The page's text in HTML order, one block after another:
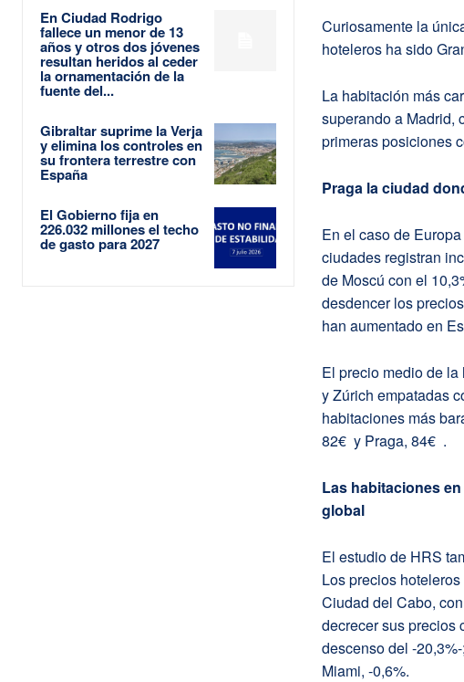
En Ciudad Rodrigo
fallece un menor de 13
años y otros dos jóvenes
resultan heridos al ceder
la ornamentación de la
fuente del...
Gibraltar suprime la Verja
y elimina los controles en
su frontera terrestre con
España
El Gobierno fija en
226.032 millones el techo
de gasto para 2027
Curiosamente la
hoteleros ha sido
La habitación más
superando a Madrid,
primeras posiciones
Praga la ciudad
En el caso de
ciudades registran
de Moscú con el
desdencer los
han aumentado en
El precio medio de
y Zúrich empatadas
habitaciones más
82€ y Praga, 84€ .
Las habitaciones
global
El estudio de HRS
Los precios
Ciudad del Cabo,
decrecer sus precios
descenso del -
Miami, -0,6%.